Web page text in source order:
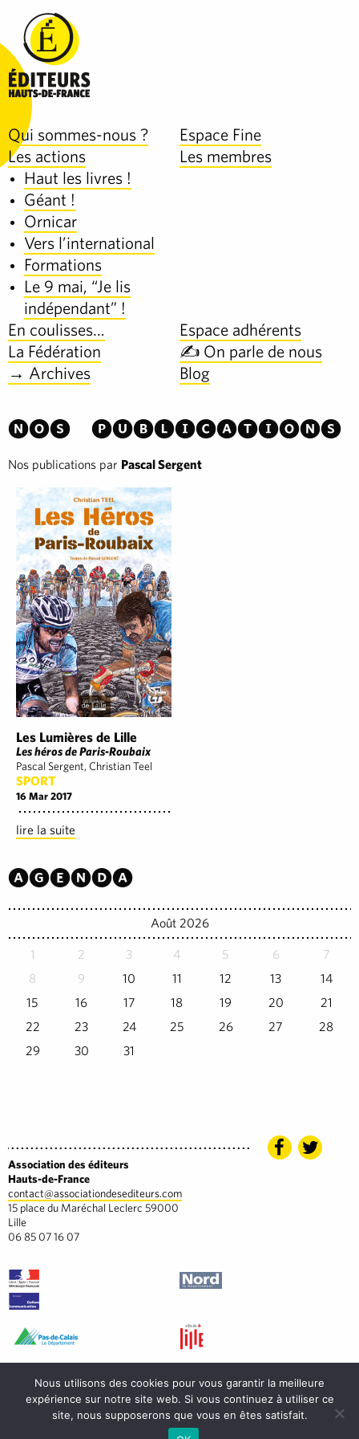
Qui sommes-nous ?
Espace Fine
Les actions
Haut les livres !
Géant !
Ornicar
Vers l’international
Formations
Le 9 mai, “Je lis
indépendant” !
Les membres
En coulisses…
Espace adhérents
La Fédération
✍️ On parle de nous
→ Archives
Blog
Nos publications
Nos publications par Pascal Sergent
Les Lumières de Lille
Les héros de Paris-Roubaix
Pascal Sergent, Christian Teel
SPORT
16 Mar 2017
lire la suite
Agenda
Août 2026
1 2 3 4 5 6
7
8
9 10 11 12 13
14
15
16 17 18 19 20
21
22
23 24 25 26 27
28
29
30 31
Association des éditeurs
Hauts-de-France
contact@associationdesediteurs.com
15 place du Maréchal Leclerc 59000
Lille
06 85 07 16 07
Nous utilisons des cookies pour vous garantir la meilleure
expérience sur notre site web. Si vous continuez à utiliser ce
site, nous supposerons que vous en êtes satisfait.